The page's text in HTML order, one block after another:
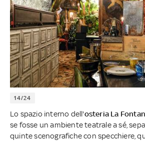
14/24
Lo spazio interno dell'osteria La
se fosse un ambiente teatrale a sé,
quinte scenografiche con specchiere,